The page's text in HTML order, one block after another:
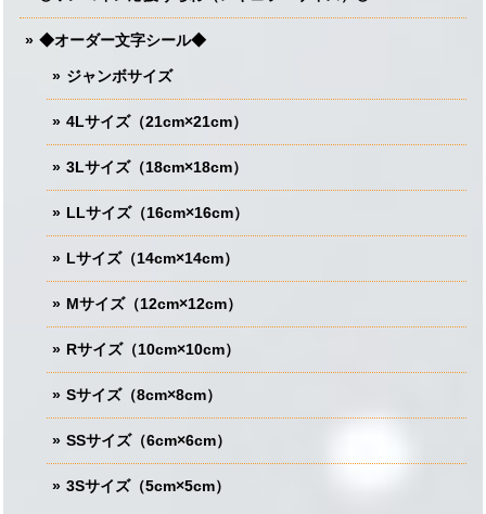
◆オーダー文字シール◆
ジャンボサイズ
4Lサイズ（21cm×21cm）
3Lサイズ（18cm×18cm）
LLサイズ（16cm×16cm）
Lサイズ（14cm×14cm）
Mサイズ（12cm×12cm）
Rサイズ（10cm×10cm）
Sサイズ（8cm×8cm）
SSサイズ（6cm×6cm）
3Sサイズ（5cm×5cm）